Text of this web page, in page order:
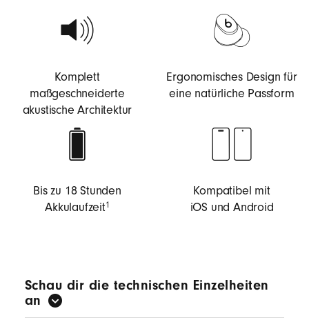
Komplett
maßgeschneiderte
akustische Architektur
Ergonomisches Design für
eine natürliche Passform
Bis zu 18 Stunden
Akkulaufzeit1
Kompatibel mit
iOS und Android
Schau dir die technischen Einzelheiten
an